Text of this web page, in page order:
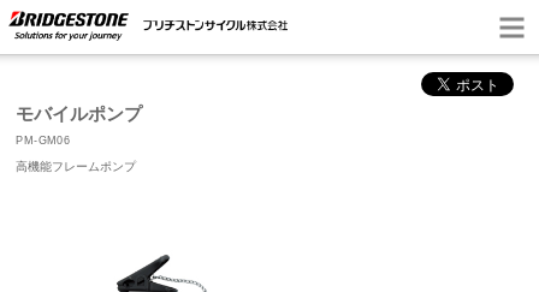
モバイルポンプ
PM-GM06
高機能フレームポンプ